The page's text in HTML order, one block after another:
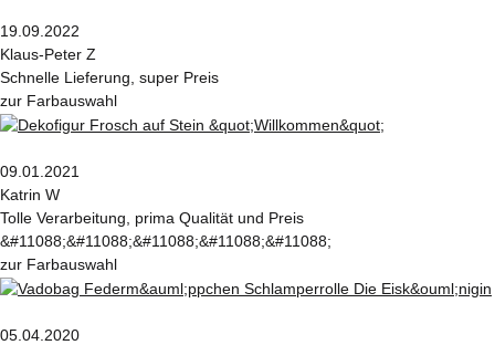
19.09.2022
Klaus-Peter Z
Schnelle Lieferung, super Preis
zur Farbauswahl
09.01.2021
Katrin W
Tolle Verarbeitung, prima Qualität und Preis
&#11088;&#11088;&#11088;&#11088;&#11088;
zur Farbauswahl
05.04.2020